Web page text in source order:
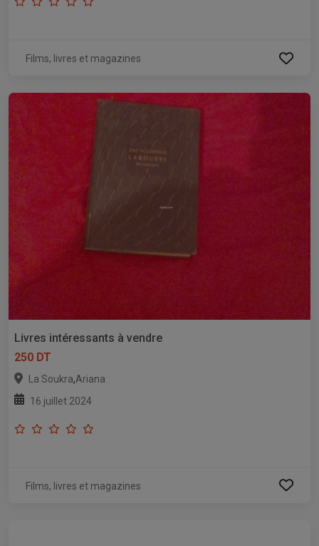
Films, livres et magazines
Livres intéressants à vendre
250 DT
La Soukra,Ariana
16 juillet 2024
Films, livres et magazines